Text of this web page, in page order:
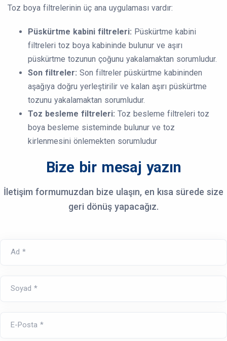
Toz boya filtrelerinin üç ana uygulaması vardır:
Püskürtme kabini filtreleri: Püskürtme kabini
filtreleri toz boya kabininde bulunur ve aşırı
püskürtme tozunun çoğunu yakalamaktan sorumludur.
Son filtreler: Son filtreler püskürtme kabininden
aşağıya doğru yerleştirilir ve kalan aşırı püskürtme
tozunu yakalamaktan sorumludur.
Toz besleme filtreleri: Toz besleme filtreleri toz
boya besleme sisteminde bulunur ve toz
kirlenmesini önlemekten sorumludur
Bize bir mesaj yazın
İletişim formumuzdan bize ulaşın, en kısa sürede size
geri dönüş yapacağız.
Ad *
Soyad *
E-Posta *